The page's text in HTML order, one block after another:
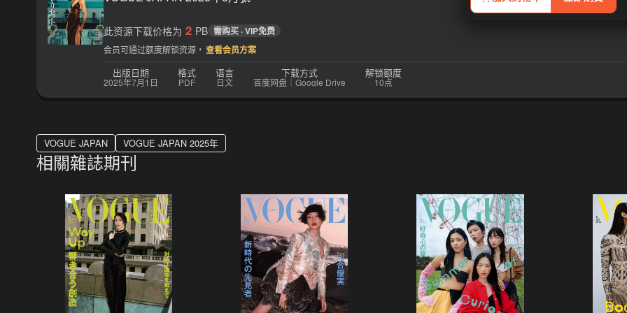
此资源下载价格为 2 PB 需购买 · VIP免费
会员可通过额度解锁资源， 查看会员方案
出版日期
2025年7月1日
格式
PDF
语言
日文
下载方式
百度网盘｜Google Drive
解锁额度
10点
VOGUE JAPAN VOGUE JAPAN 2025年
相關雜誌期刊